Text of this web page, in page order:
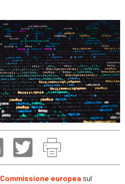
Commissione europea sul